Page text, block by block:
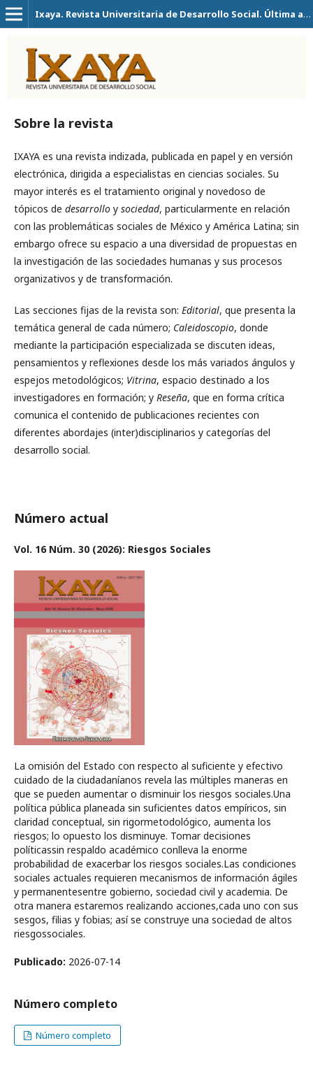
Ixaya. Revista Universitaria de Desarrollo Social. Última actualización 14 de Julio del 2026
Sobre la revista
IXAYA es una revista indizada, publicada en papel y en versión
electrónica, dirigida a especialistas en ciencias sociales. Su
mayor interés es el tratamiento original y novedoso de
tópicos de desarrollo y sociedad, particularmente en relación
con las problemáticas sociales de México y América Latina; sin
embargo ofrece su espacio a una diversidad de propuestas en
la investigación de las sociedades humanas y sus procesos
organizativos y de transformación.
Las secciones fijas de la revista son: Editorial, que presenta la
temática general de cada número; Caleidoscopio, donde
mediante la participación especializada se discuten ideas,
pensamientos y reflexiones desde los más variados ángulos y
espejos metodológicos; Vitrina, espacio destinado a los
investigadores en formación; y Reseña, que en forma crítica
comunica el contenido de publicaciones recientes con
diferentes abordajes (inter)disciplinarios y categorías del
desarrollo social.
Número actual
Vol. 16 Núm. 30 (2026): Riesgos Sociales
La omisión del Estado con respecto al suficiente y efectivo
cuidado de la ciudadaníanos revela las múltiples maneras en
que se pueden aumentar o disminuir los riesgos sociales.Una
política pública planeada sin suficientes datos empíricos, sin
claridad conceptual, sin rigormetodológico, aumenta los
riesgos; lo opuesto los disminuye. Tomar decisiones
políticassin respaldo académico conlleva la enorme
probabilidad de exacerbar los riesgos sociales.Las condiciones
sociales actuales requieren mecanismos de información ágiles
y permanentesentre gobierno, sociedad civil y academia. De
otra manera estaremos realizando acciones,cada uno con sus
sesgos, filias y fobias; así se construye una sociedad de altos
riesgossociales.
Publicado: 2026-07-14
Número completo
Número completo